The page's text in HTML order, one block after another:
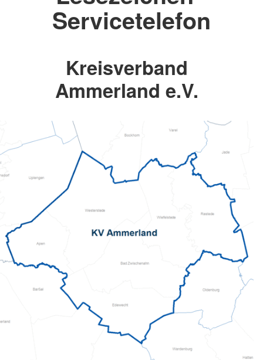
Servicetelefon
Kreisverband
Ammerland e.V.